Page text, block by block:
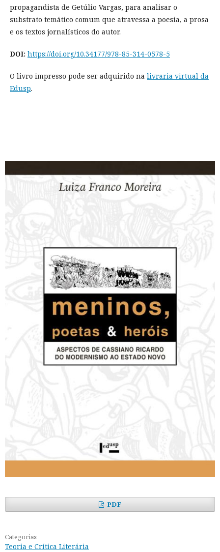
propagandista de Getúlio Vargas, para analisar o
substrato temático comum que atravessa a poesia, a prosa
e os textos jornalísticos do autor.
DOI: https://doi.org/10.34177/978-85-314-0578-5
O livro impresso pode ser adquirido na livraria virtual da
Edusp.
PDF
Categorias
Teoria e Crítica Literária